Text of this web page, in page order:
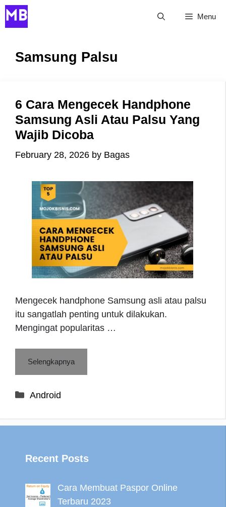
Skip
to
Menu
Samsung Palsu
6 Cara Mengecek Handphone
Samsung Asli Atau Palsu Yang
Wajib Dicoba
February 28, 2026 by Bagas
Mengecek handphone Samsung asli atau palsu
itu sangatlah penting untuk dilakukan.
Mengingat popularitas …
Selengkapnya
Categories
Android
Recent Posts
Cara Membuat Paspor Online
Terbaru 2023